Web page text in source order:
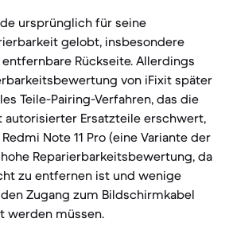
ursprünglich für seine
gelobt, insbesondere
Rückseite. Allerdings
von iFixit später
Teile-Pairing-Verfahren, das die
autorisierter Ersatzteile erschwert,
Note 11 Pro (eine Variante der
Reparierbarkeitsbewertung, da
zu entfernen ist und wenige
Zugang zum Bildschirmkabel
werden müssen.